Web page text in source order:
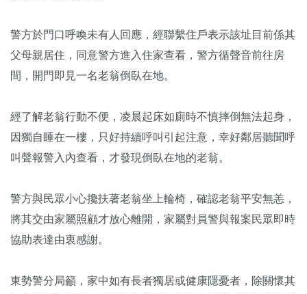
警方於門口呼喚未有人回應，經聯繫住戶表示該址目前係其
父母親居住，同意警方進入住家查看，警方循聲音前往房
間，開門即見一名老翁倒臥在地。
經了解老翁行動不便，凌晨起床如廁時不慎摔倒無法起身，
因獨自睡在一樓，只好持續呼叫引起注意，幸好鄰居聽聞呼
叫聲報警入內查看，才發現倒臥在地的老翁。
警方與民眾小心攙扶著老翁坐上輪椅，確認老翁平安無恙，
將其交由家屬照顧才放心離開，家屬對員警與報案民眾即時
協助表達由衷感謝。
東勢警分局籲，家中如有長者獨居或健康隱憂者，除關懷其